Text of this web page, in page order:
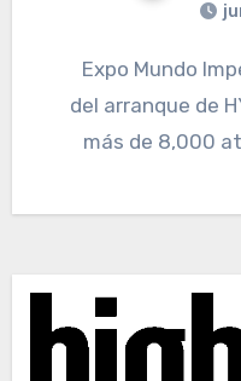
Expo Mundo Imperial será la sede oficial
del arranque de
más de 8,000